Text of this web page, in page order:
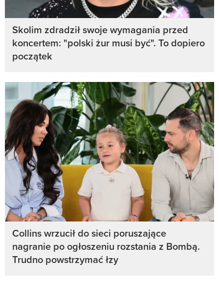
Skolim zdradził swoje wymagania przed
koncertem: "polski żur musi być". To dopiero
początek
Collins wrzucił do sieci poruszające
nagranie po ogłoszeniu rozstania z Bombą.
Trudno powstrzymać łzy